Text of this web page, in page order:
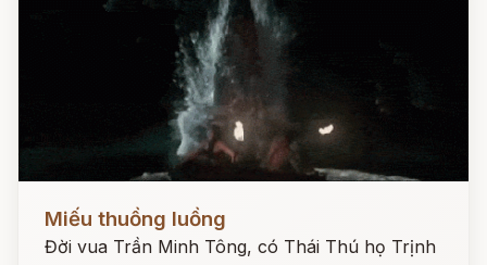
Đọc ngay
Miếu thuồng luồng
Đời vua Trần Minh Tông, có Thái Thú họ Trịnh